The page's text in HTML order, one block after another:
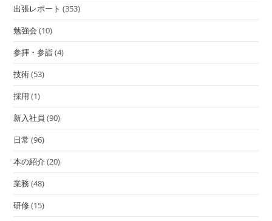
出張レポート (353)
勉強会 (10)
参拝・参詣(4)
技術(53)
採用 (1)
新入社員 (90)
日常 (96)
本の紹介(20)
業務(48)
研修(15)